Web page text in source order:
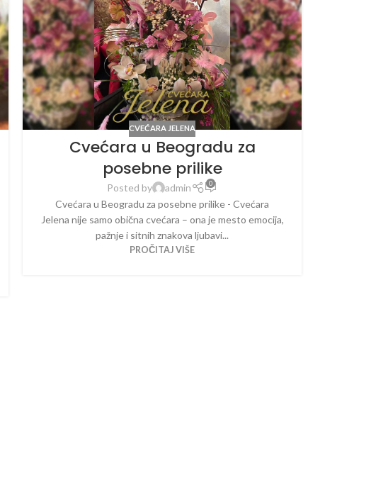
CVEĆARA JELENA
Cvećara u Beogradu za
posebne prilike
Posted by admin 0
Cvećara u Beogradu za posebne prilike - Cvećara
Jelena nije samo obična cvećara – ona je mesto emocija,
pažnje i sitnih znakova ljubavi...
PROČITAJ VIŠE